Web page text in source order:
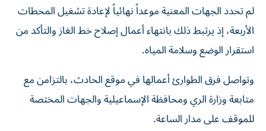
لم تحدد الجهات المعنية موعداً نهائياً لإعادة تشغيل المحطات
الأربعة، إذ يرتبط ذلك بانتهاء أعمال إصلاح خط الغاز والتأكد من
استقرار الوضع وسلامة المياه.
وتواصل فرق الطوارئ أعمالها في موقع الحادث، بالتزامن مع
متابعة وزارة الري ومحافظة الإسماعيلية والجهات المختصة
للموقف على مدار الساعة.